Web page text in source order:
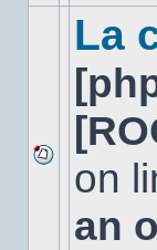
Aucun
nouveau
message
non-
La
on
an